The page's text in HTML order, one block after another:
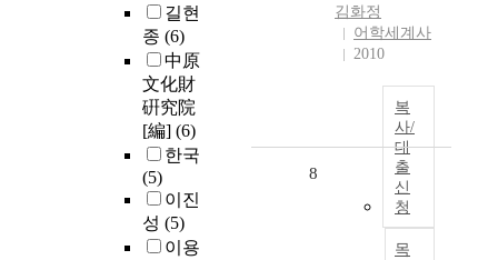
길현
종 (6)
中原
文化財
硏究院
[編] (6)
한국
(5)
이진
성 (5)
이용
김화정
어학세계사
2010
복
사/
대
출
신
청
목
8